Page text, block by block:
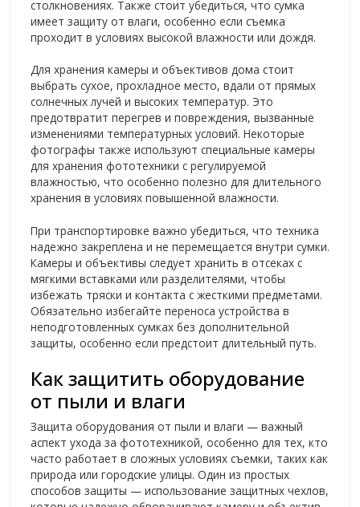
столкновениях. Также стоит убедиться, что сумка
имеет защиту от влаги, особенно если съемка
проходит в условиях высокой влажности или дождя.
Для хранения камеры и объективов дома стоит
выбрать сухое, прохладное место, вдали от прямых
солнечных лучей и высоких температур. Это
предотвратит перегрев и повреждения, вызванные
изменениями температурных условий. Некоторые
фотографы также используют специальные камеры
для хранения фототехники с регулируемой
влажностью, что особенно полезно для длительного
хранения в условиях повышенной влажности.
При транспортировке важно убедиться, что техника
надежно закреплена и не перемещается внутри сумки.
Камеры и объективы следует хранить в отсеках с
мягкими вставками или разделителями, чтобы
избежать тряски и контакта с жесткими предметами.
Обязательно избегайте переноса устройства в
неподготовленных сумках без дополнительной
защиты, особенно если предстоит длительный путь.
Как защитить оборудование
от пыли и влаги
Защита оборудования от пыли и влаги — важный
аспект ухода за фототехникой, особенно для тех, кто
часто работает в сложных условиях съемки, таких как
природа или городские улицы. Один из простых
способов защиты — использование защитных чехлов,